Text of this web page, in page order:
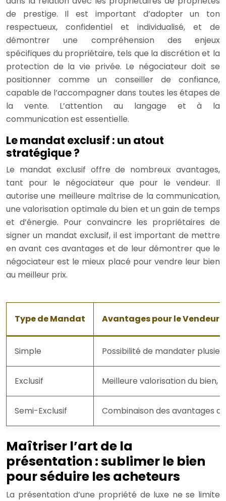
de prestige. Il est important d’adopter un ton
respectueux, confidentiel et individualisé, et de
démontrer une compréhension des enjeux
spécifiques du propriétaire, tels que la discrétion et la
protection de la vie privée. Le négociateur doit se
positionner comme un conseiller de confiance,
capable de l’accompagner dans toutes les étapes de
la vente. L’attention au langage et à la
communication est essentielle.
Le mandat exclusif : un atout
stratégique ?
Le mandat exclusif offre de nombreux avantages,
tant pour le négociateur que pour le vendeur. Il
autorise une meilleure maîtrise de la communication,
une valorisation optimale du bien et un gain de temps
et d’énergie. Pour convaincre les propriétaires de
signer un mandat exclusif, il est important de mettre
en avant ces avantages et de leur démontrer que le
négociateur est le mieux placé pour vendre leur bien
au meilleur prix.
Type de Mandat Avantages pour le Vendeur
Simple Possibilité de mandater
Exclusif Meilleure valorisation du bien,
Semi-Exclusif Combinaison des avantages
Maîtriser l’art de la
présentation : sublimer le bien
pour séduire les acheteurs
La présentation d’une propriété de luxe ne se limite